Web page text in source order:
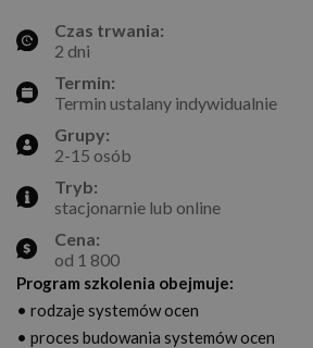
Czas trwania:
2 dni
Termin:
Termin ustalany indywidualnie
Grupy:
2-15 osób
Tryb:
stacjonarnie lub online
Cena:
od 1 800
Program szkolenia obejmuje:
• rodzaje systemów ocen
• proces budowania systemów ocen